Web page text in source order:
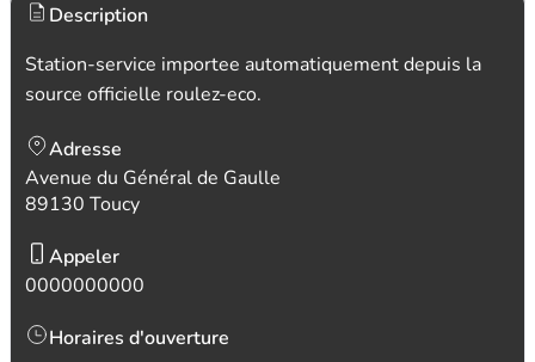
Description
Station-service importee automatiquement depuis la
source officielle roulez-eco.
Adresse
Avenue du Général de Gaulle
89130 Toucy
Appeler
0000000000
Horaires d'ouverture